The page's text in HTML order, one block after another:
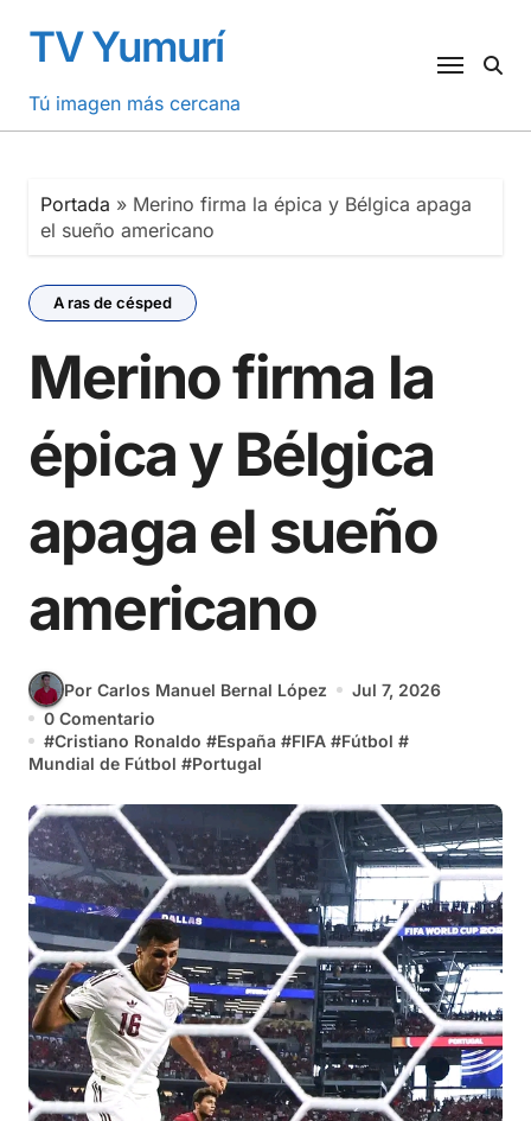
contenido
TV Yumurí
Tú imagen más cercana
Portada » Merino firma la épica y Bélgica apaga
el sueño americano
A ras de césped
Merino firma la
épica y Bélgica
apaga el sueño
americano
Por Carlos Manuel Bernal López
Jul 7, 2026
0 Comentario
#Cristiano Ronaldo #España #FIFA #Fútbol #
Mundial de Fútbol #Portugal